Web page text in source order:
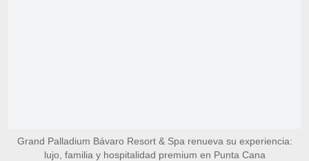
Grand Palladium Bávaro Resort & Spa renueva su experiencia:
lujo, familia y hospitalidad premium en Punta Cana